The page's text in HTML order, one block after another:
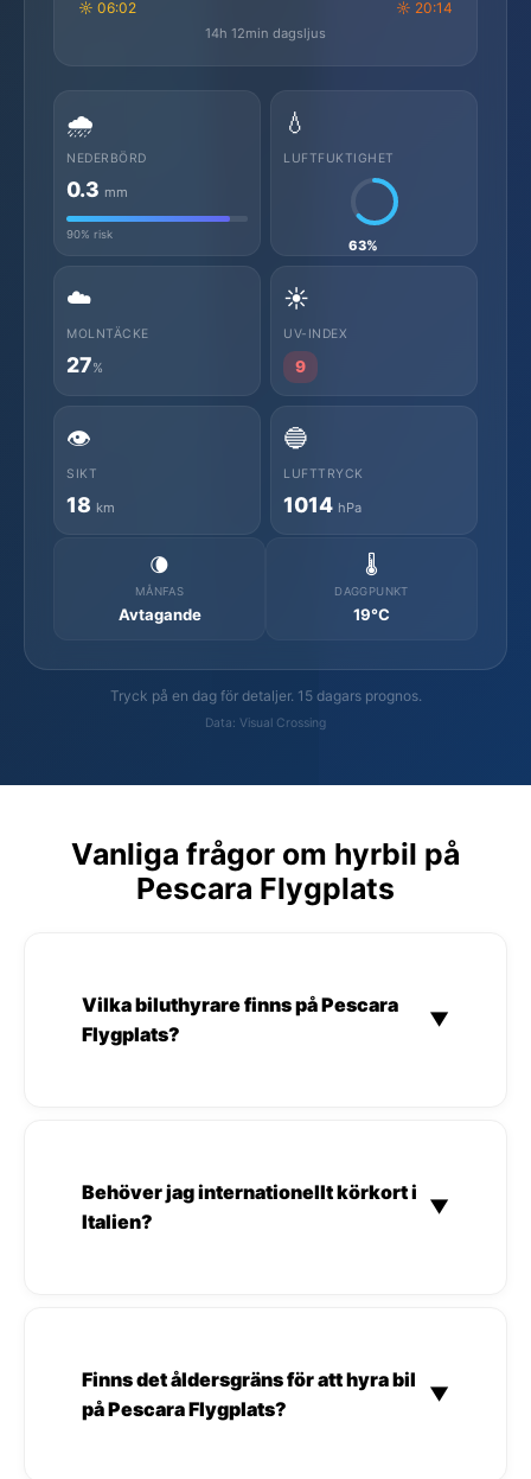
☼ 06:02 ☼ 20:14
14h 12min dagsljus
🌧️
NEDERBÖRD
0.3 mm
90% risk
💧
LUFTFUKTIGHET
63%
☁️
MOLNTÄCKE
27%
☀️
UV-INDEX
9
👁️
SIKT
18 km
🔵
LUFTTRYCK
1014 hPa
🌘
MÅNFAS
Avtagande
🌡️
DAGGPUNKT
19°C
Tryck på en dag för detaljer. 15 dagars prognos.
Data: Visual Crossing
Vanliga frågor om hyrbil på
Pescara Flygplats
Vilka biluthyrare finns på Pescara
Flygplats?
▼
Behöver jag internationellt körkort i
Italien?
▼
Finns det åldersgräns för att hyra bil
på Pescara Flygplats?
▼